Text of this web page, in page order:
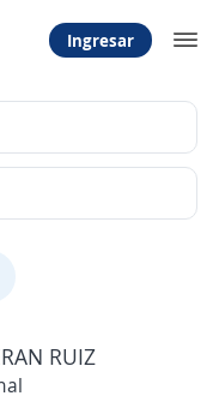
Ingresar
RUIZ